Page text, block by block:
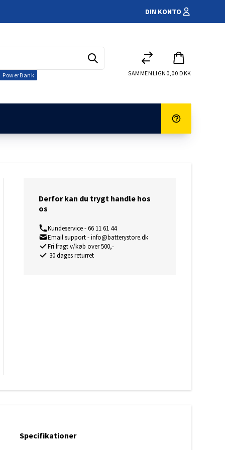
DIN KONTO
PowerBank SAMMENLIGN 0,00 DKK
Derfor kan du trygt handle hos
os
Kundeservice - 66 11 61 44
Email support - info@batterystore.dk
Fri fragt v/køb over 500,-
30 dages returret
Specifikationer